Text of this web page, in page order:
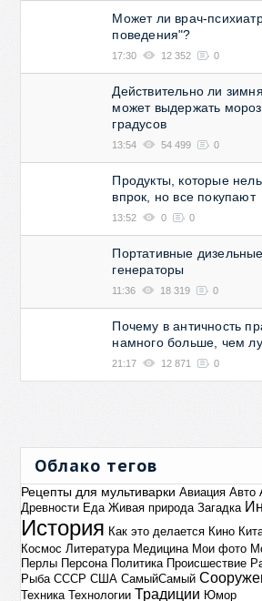
Может ли врач-
поведения"?
17:30 12 352 0
Действительно ли
может выдержать
градусов
13:54 54 499 0
Продукты, которые
впрок, но все покупают
13:52 0 0
Портативные
генераторы
11:36 18 319 0
Почему в античность
намного больше, чем
21:17 12 871 0
Облако тегов
Рецепты для мультиварки Авиация Авто
Древности Еда Живая природа Загадка
История Как это делается Кино
Космос Литература Медицина Мои фото
Перлы Персона Политика Происшествие
Рыба СССР США СамыйСамый
Техника Технологии Традиции Юмор